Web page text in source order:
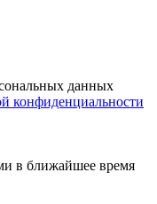
данных
конфиденциальности
в ближайшее время